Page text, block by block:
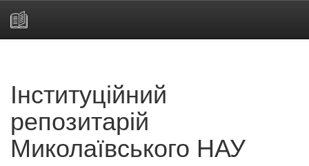
Інституційний
репозитарій
Миколаївського НАУ